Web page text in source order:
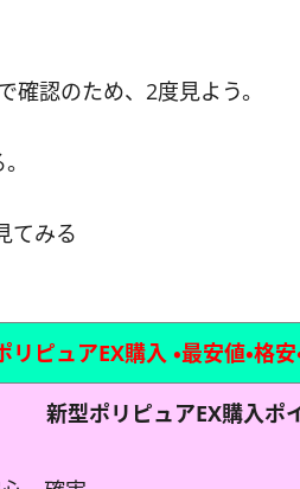
確認のため、2度見よう。
てみる
ピュアEX購入 ・最安値・格
新型ポリピュアEX購入ポ